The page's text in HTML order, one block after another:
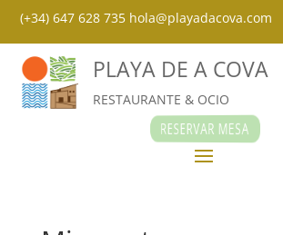
(+34) 647 628 735 hola@playadacova.com
PLAYA DE A COVA
RESTAURANTE & OCIO
RESERVAR MESA